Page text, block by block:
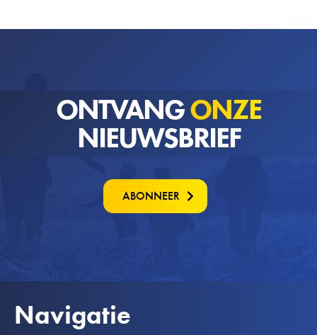
ONTVANGONZE
NIEUWSBRIEF
ABONNEER
Navigatie